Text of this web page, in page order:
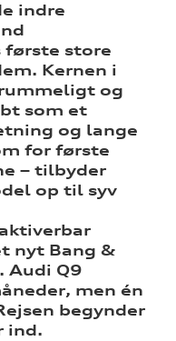
indre
første store
Kernen i
og
som et
og lange
for første
– tilbyder
op til syv
nyt Bang &
Audi Q9
men én
begynder
ind.